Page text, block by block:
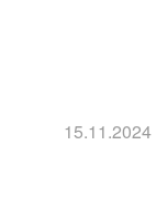
15.11.2024